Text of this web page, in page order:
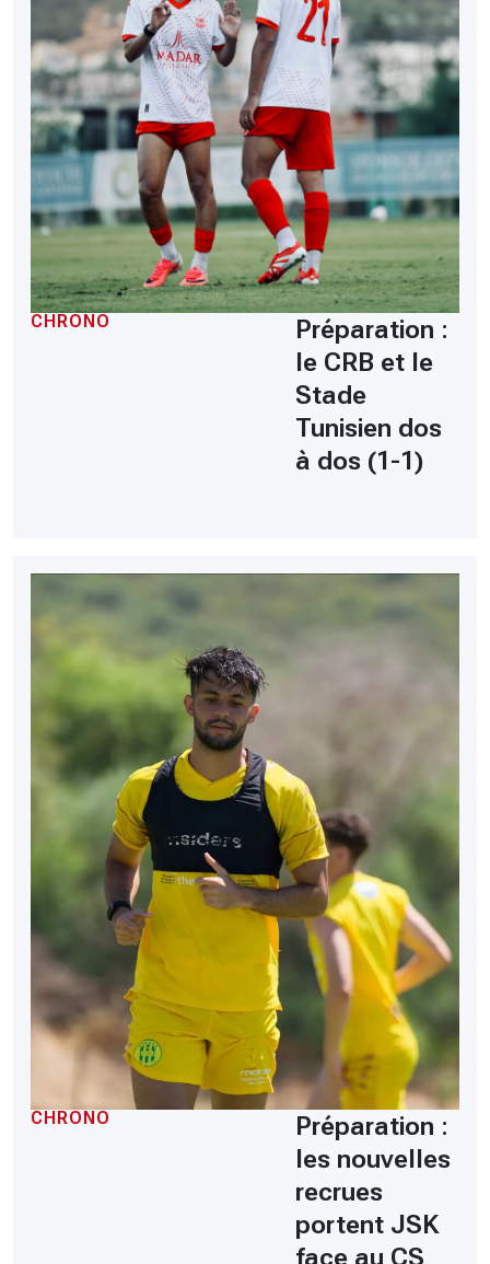
CHRONO
Préparation :
le CRB et le
Stade
Tunisien dos
à dos (1-1)
CHRONO
Préparation :
les nouvelles
recrues
portent JSK
face au CS